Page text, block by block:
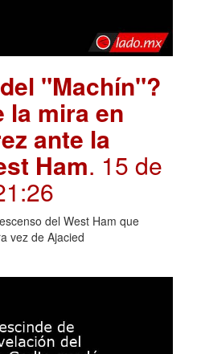
"Machín"?
la mira en
ante la
Ham. 15 de
del West Ham que
vez de Ajacied